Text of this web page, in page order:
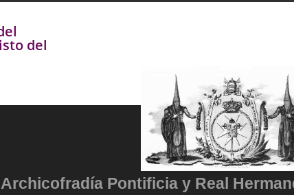
del
Pontificia y Real